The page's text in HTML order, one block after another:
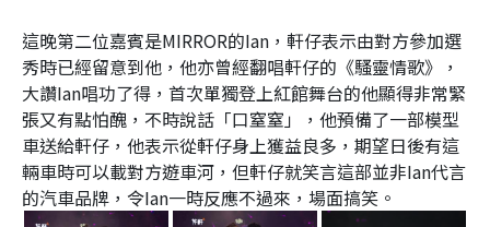
這晚第二位嘉賓是MIRROR的Ian，軒仔表示由對方參加選
秀時已經留意到他，他亦曾經翻唱軒仔的《騷靈情歌》，
大讚Ian唱功了得，首次單獨登上紅館舞台的他顯得非常緊
張又有點怕醜，不時說話「口窒窒」，他預備了一部模型
車送給軒仔，他表示從軒仔身上獲益良多，期望日後有這
輛車時可以載對方遊車河，但軒仔就笑言這部並非Ian代言
的汽車品牌，令Ian一時反應不過來，場面搞笑。